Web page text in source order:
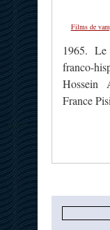
Films de
1965.
franco-
Hossein
France